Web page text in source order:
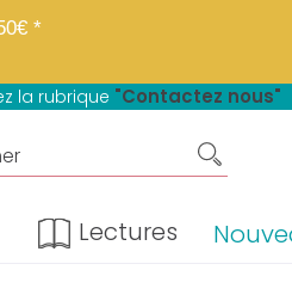
mêmes prix, mêmes avantages.
*
la rubrique "Contactez nous"
Lectures